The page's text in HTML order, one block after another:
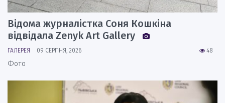
Відома журналістка Соня Кошкіна
відвідала Zenyk Art Gallery
48
ГАЛЕРЕЯ 09 СЕРПНЯ, 2026
Фото